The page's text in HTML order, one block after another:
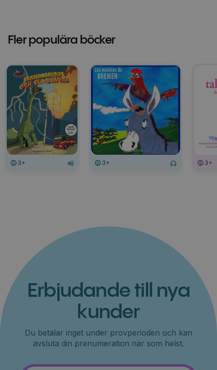
Fler populära böcker
3+ 3+ 3+
Erbjudande till nya
kunder
Du betalar inget under provperioden och kan
avsluta din prenumeration när som helst.